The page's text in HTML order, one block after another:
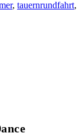
, tauernrundfahrt,